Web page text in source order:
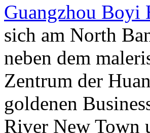
Guangzhou Boyi
sich am North
neben dem
Zentrum der
goldenen
River New Town